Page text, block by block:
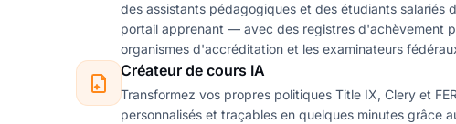
des assistants pédagogiques et des étudiants salariés
portail apprenant — avec des registres d'achèvement
organismes d'accréditation et les examinateurs
Créateur de cours IA
Transformez vos propres politiques Title IX, Clery et
personnalisés et traçables en quelques minutes grâce